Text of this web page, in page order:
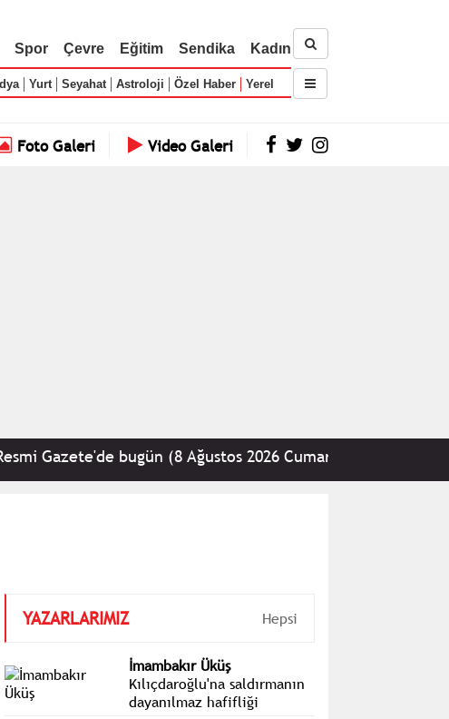
Spor Çevre Eğitim Sendika Kadın
Yurt Seyahat Astroloji Özel Haber Yerel
Foto Galeri Video Galeri
Gazete'de bugün (8 Ağustos 2026 Cumartesi)
YAZARLARIMIZ Hepsi
İmambakır Üküş
Kılıçdaroğlu'na saldırmanın
dayanılmaz hafifliği